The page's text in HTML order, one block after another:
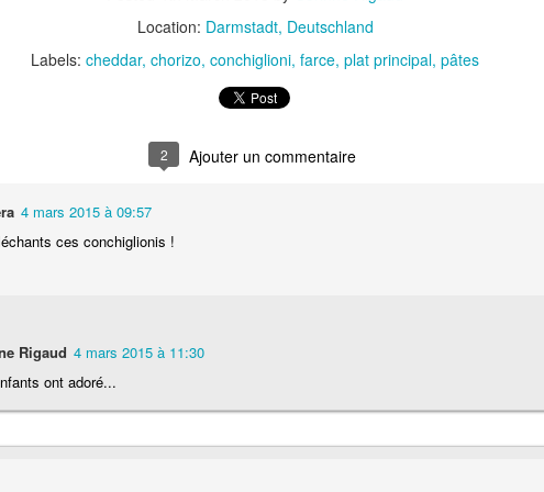
Location: Darmstadt, Deutschland
Labels: cheddar chorizo conchiglioni farce plat principal pâtes
2
4 mars 2015 à 09:57
ces conchiglionis !
Rigaud 4 mars 2015 à 11:30
ont adoré...
Moelleux au chocolat au lait
Nouilles chinoises au saumon